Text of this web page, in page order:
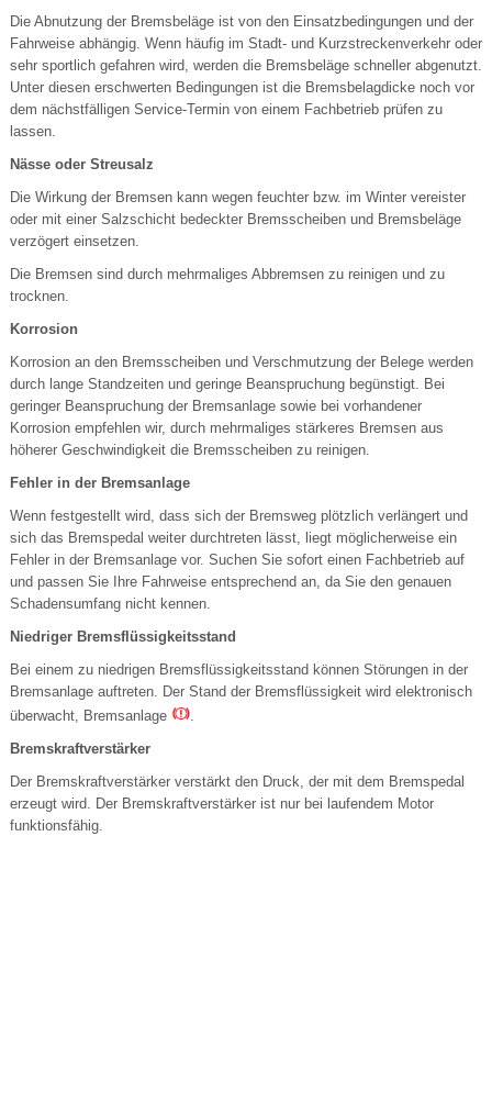
Die Abnutzung der Bremsbeläge ist von den Einsatzbedingungen und der
Fahrweise abhängig. Wenn häufig im Stadt- und Kurzstreckenverkehr oder
sehr sportlich gefahren wird, werden die Bremsbeläge schneller abgenutzt.
Unter diesen erschwerten Bedingungen ist die Bremsbelagdicke noch vor
dem nächstfälligen Service-Termin von einem Fachbetrieb prüfen zu
lassen.
Nässe oder Streusalz
Die Wirkung der Bremsen kann wegen feuchter bzw. im Winter vereister
oder mit einer Salzschicht bedeckter Bremsscheiben und Bremsbeläge
verzögert einsetzen.
Die Bremsen sind durch mehrmaliges Abbremsen zu reinigen und zu
trocknen.
Korrosion
Korrosion an den Bremsscheiben und Verschmutzung der Belege werden
durch lange Standzeiten und geringe Beanspruchung begünstigt. Bei
geringer Beanspruchung der Bremsanlage sowie bei vorhandener
Korrosion empfehlen wir, durch mehrmaliges stärkeres Bremsen aus
höherer Geschwindigkeit die Bremsscheiben zu reinigen.
Fehler in der Bremsanlage
Wenn festgestellt wird, dass sich der Bremsweg plötzlich verlängert und
sich das Bremspedal weiter durchtreten lässt, liegt möglicherweise ein
Fehler in der Bremsanlage vor. Suchen Sie sofort einen Fachbetrieb auf
und passen Sie Ihre Fahrweise entsprechend an, da Sie den genauen
Schadensumfang nicht kennen.
Niedriger Bremsflüssigkeitsstand
Bei einem zu niedrigen Bremsflüssigkeitsstand können Störungen in der
Bremsanlage auftreten. Der Stand der Bremsflüssigkeit wird elektronisch
überwacht, Bremsanlage
.
Bremskraftverstärker
Der Bremskraftverstärker verstärkt den Druck, der mit dem Bremspedal
erzeugt wird. Der Bremskraftverstärker ist nur bei laufendem Motor
funktionsfähig.